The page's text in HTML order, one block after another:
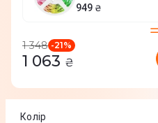
949 ₴
1 348 -21%
1 063 ₴
Колір